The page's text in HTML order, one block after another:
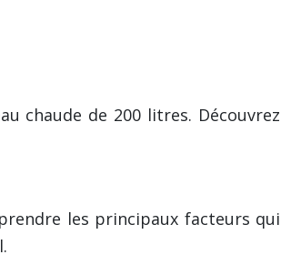
chaude de 200 litres. Découvrez
les principaux facteurs qui